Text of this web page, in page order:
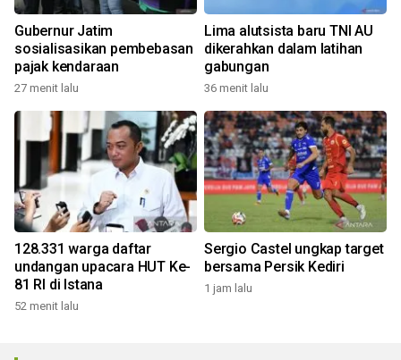
Gubernur Jatim
sosialisasikan pembebasan
pajak kendaraan
27 menit lalu
Lima alutsista baru TNI AU
dikerahkan dalam latihan
gabungan
36 menit lalu
128.331 warga daftar
undangan upacara HUT Ke-
81 RI di Istana
52 menit lalu
Sergio Castel ungkap target
bersama Persik Kediri
1 jam lalu